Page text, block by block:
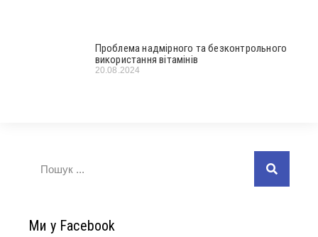
Проблема надмірного та безконтрольного
використання вітамінів
20.08.2024
Ми у Facebook